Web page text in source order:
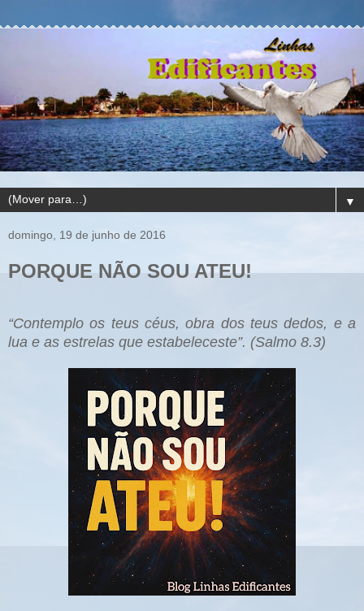
▼
domingo, 19 de junho de 2016
PORQUE NÃO SOU ATEU!
“Contemplo os teus céus, obra dos teus dedos, e a
lua e as estrelas que estabeleceste”. (Salmo 8.3)